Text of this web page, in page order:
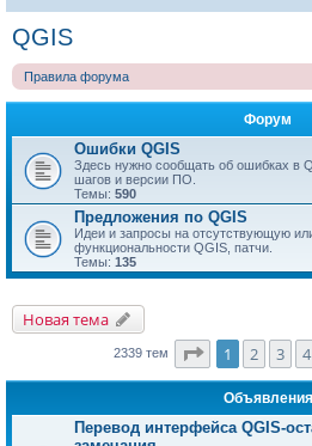
QGIS
Правила форума
Форум
Ошибки QGIS
Здесь нужно сообщать об ошибках в
шагов и версии ПО.
Темы: 590
Предложения по QGIS
Идеи и запросы на отсутствующую
функциональности QGIS, патчи.
Темы: 135
Новая тема
2339 тем Страница1 из
1 2 3 4
Объявления
Перевод интерфейса QGIS-